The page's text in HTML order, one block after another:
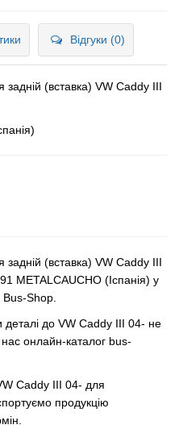
Відгуки (0)
(вставка) VW Caddy III
(вставка) VW Caddy III
METALCAUCHO (Іспанія) у
Bus-Shop.
деталі до VW Caddy III 04- не
онлайн-каталог bus-
Caddy III 04- для
продукцію